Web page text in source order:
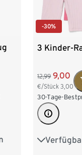
-30%
3 Kinder-
12,99 9,00
€/Stück3,00
30-Tage-
86/92